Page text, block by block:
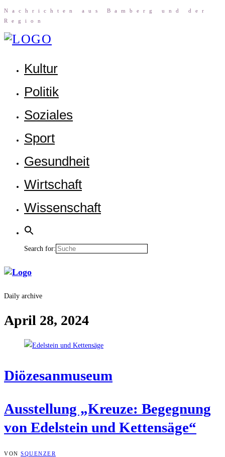
Nach­rich­ten aus Bam­berg und der
Region
Kul­tur
Poli­tik
Sozia­les
Sport
Gesund­heit
Wirt­schaft
Wis­sen­schaft
Search for:
Daily archive
April 28, 2024
Diö­ze­san­mu­se­um
Aus­stel­lung „Kreu­ze: Begeg­nung
von Edel­stein und Kettensäge“
VON SQUENZER